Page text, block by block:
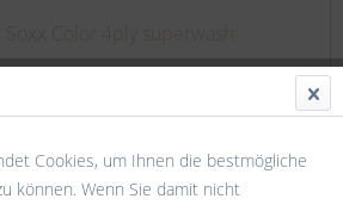
Eine tolle super weiche Sockenwolle
Cookies, um Ihnen die bestmögliche
können. Wenn Sie damit nicht